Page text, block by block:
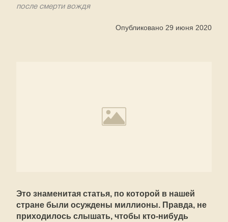
после смерти вождя
Опубликовано 29 июня 2020
Это знаменитая статья, по которой в нашей
стране были осуждены миллионы. Правда, не
приходилось слышать, чтобы кто-нибудь